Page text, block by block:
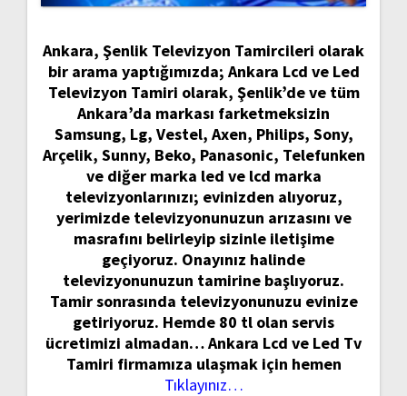
Ankara, Şenlik Televizyon Tamircileri olarak
bir arama yaptığımızda; Ankara Lcd ve Led
Televizyon Tamiri olarak, Şenlik’de ve tüm
Ankara’da markası farketmeksizin
Samsung, Lg, Vestel, Axen, Philips, Sony,
Arçelik, Sunny, Beko, Panasonic, Telefunken
ve diğer marka led ve lcd marka
televizyonlarınızı; evinizden alıyoruz,
yerimizde televizyonunuzun arızasını ve
masrafını belirleyip sizinle iletişime
geçiyoruz. Onayınız halinde
televizyonunuzun tamirine başlıyoruz.
Tamir sonrasında televizyonunuzu evinize
getiriyoruz. Hemde 80 tl olan servis
ücretimizi almadan… Ankara Lcd ve Led Tv
Tamiri firmamıza ulaşmak için hemen
Tıklayınız…